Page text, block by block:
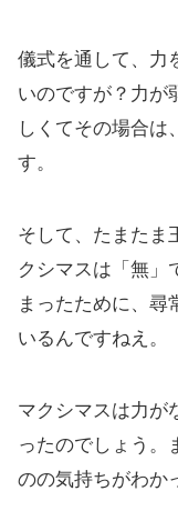
儀式を通して、力
いのですが？力が
しくてその場合は
す。
そして、たまたま
クシマスは「無」
まったために、尋
いるんですねえ。
マクシマスは力が
ったのでしょう。
のの気持ちがわか